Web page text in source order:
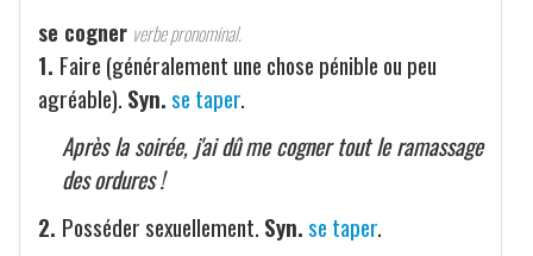
se cogner verbe pronominal.
1. Faire (généralement une chose pénible ou peu
agréable). Syn.se taper.
Après la soirée, j'ai dû me cogner tout le ramassage
des ordures !
2. Posséder sexuellement. Syn.se taper.